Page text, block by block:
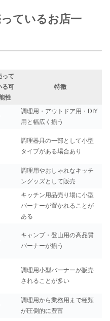
ているお店一
って
る可
性
特徴
調理用・アウトドア用・DIY
用と幅広く揃う
調理器具の一部として小型
タイプがある場合あり
調理用やおしゃれなキッチ
ングッズとして販売
キッチン用品売り場に小型
バーナーが置かれることが
ある
キャンプ・登山用の高品質
バーナーが揃う
調理用小型バーナーが販売
されることが多い
調理用から業務用まで種類
が圧倒的に豊富